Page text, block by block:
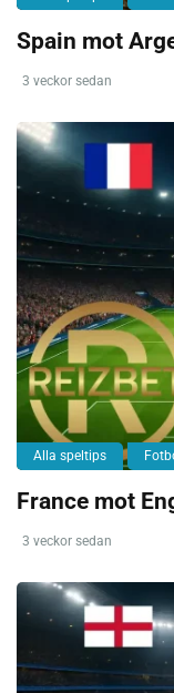
Spain mot
3 veckor sedan
Alla speltips
France mot
3 veckor sedan